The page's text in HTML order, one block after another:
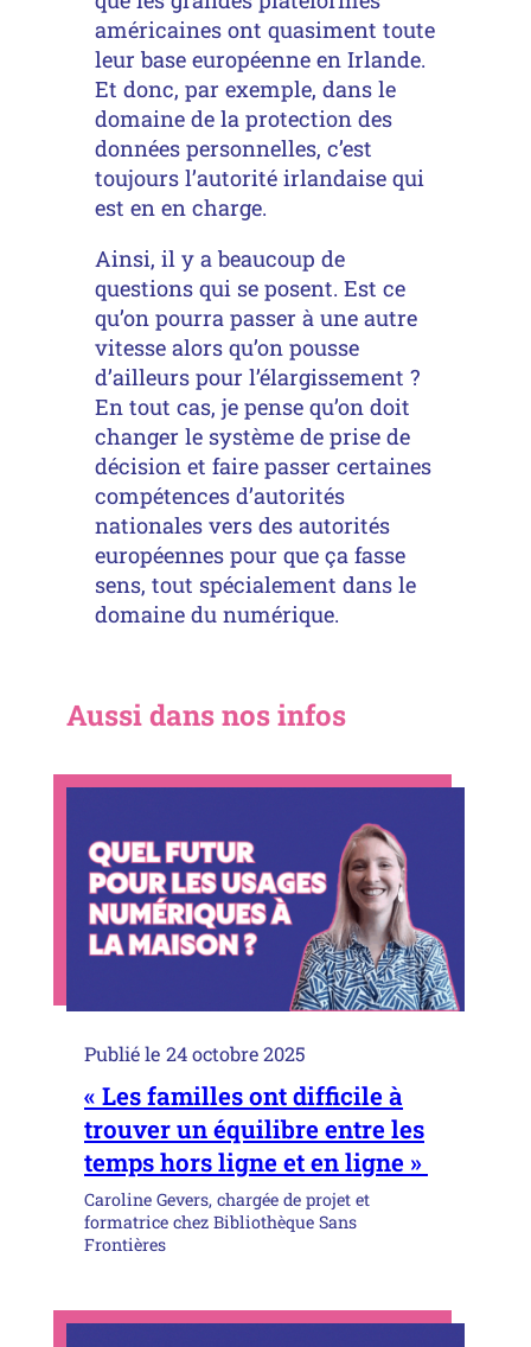
américaines ont quasiment toute
leur base européenne en Irlande.
Et donc, par exemple, dans le
domaine de la protection des
données personnelles, c’est
toujours l’autorité irlandaise qui
est en en charge.
Ainsi, il y a beaucoup de
questions qui se posent. Est ce
qu’on pourra passer à une autre
vitesse alors qu’on pousse
d’ailleurs pour l’élargissement ?
En tout cas, je pense qu’on doit
changer le système de prise de
décision et faire passer certaines
compétences d’autorités
nationales vers des autorités
européennes pour que ça fasse
sens, tout spécialement dans le
domaine du numérique.
Aussi dans nos infos
Publié le 24 octobre 2025
« Les familles ont difficile à
trouver un équilibre entre les
temps hors ligne et en ligne »
Caroline Gevers, chargée de projet et
formatrice chez Bibliothèque Sans
Frontières